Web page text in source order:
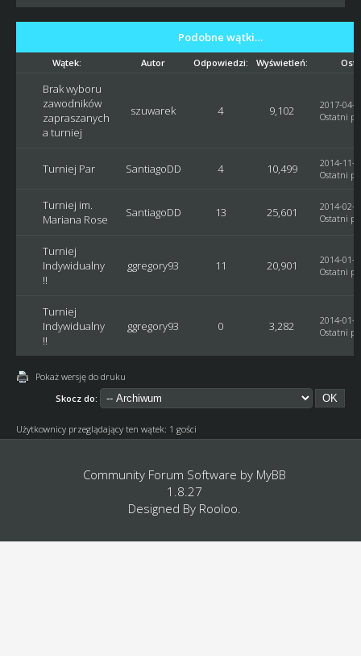
Podobne wątki…
Wątek: Autor Odpowiedzi: Wyświetleń:
Brak wyboru
zawodników
zapraszanych
a turniej
szuwarek 4 9,102
2017-04-
Ostatni
Turniej Par SantiagoDD 4 10,499
2014-11-
Ostatni
Turniej im.
Mariana Rose
SantiagoDD 13 25,601
2014-02-
Ostatni
Turniej
Indywidualny
!!
ggregory93 11 20,901
2014-01-
Ostatni
Turniej
Indywidualny
!!
ggregory93 0 3,282
2014-01-
Ostatni
Pokaż wersję do druku
Skocz do:
Użytkownicy przeglądający ten wątek: 1 gości
Community Forum Software by MyBB
1.8.27
Designed By Rooloo